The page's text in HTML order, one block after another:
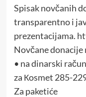
Spisak novčanih
transparentno i
prezentacijama.
Novčane
• na dinarski
za Кosmet 285-
Za paketiće